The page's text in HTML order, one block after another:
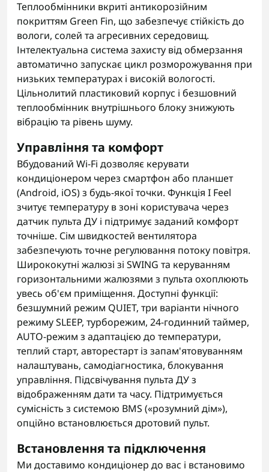
Теплообмінники вкриті антикорозійним
покриттям Green Fin, що забезпечує стійкість до
вологи, солей та агресивних середовищ.
Інтелектуальна система захисту від обмерзання
автоматично запускає цикл розморожування при
низьких температурах і високій вологості.
Цільнолитий пластиковий корпус і безшовний
теплообмінник внутрішнього блоку знижують
вібрацію та рівень шуму.
Управління та комфорт
Вбудований Wi-Fi дозволяє керувати
кондиціонером через смартфон або планшет
(Android, iOS) з будь-якої точки. Функція I Feel
зчитує температуру в зоні користувача через
датчик пульта ДУ і підтримує заданий комфорт
точніше. Сім швидкостей вентилятора
забезпечують точне регулювання потоку повітря.
Ширококутні жалюзі зі SWING та керуванням
горизонтальними жалюзями з пульта охоплюють
увесь об'єм приміщення. Доступні функції:
безшумний режим QUIET, три варіанти нічного
режиму SLEEP, турборежим, 24-годинний таймер,
AUTO-режим з адаптацією до температури,
теплий старт, авторестарт із запам'ятовуванням
налаштувань, самодіагностика, блокування
управління. Підсвічування пульта ДУ з
відображенням дати та часу. Підтримується
сумісність з системою BMS («розумний дім»),
опційно встановлюється дротовий пульт.
Встановлення та підключення
Ми доставимо кондиціонер до вас і встановимо